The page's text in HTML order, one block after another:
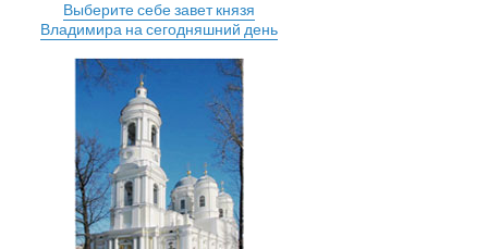
Выберите себе завет князя
Владимира на сегодняшний день